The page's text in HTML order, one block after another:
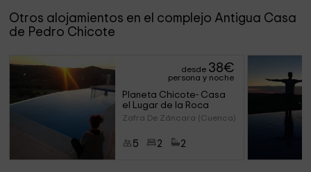
Otros alojamientos en el complejo Antigua Casa
de Pedro Chicote
desde 38€
persona y noche
Planeta Chicote- Casa
el Lugar de la Roca
Zafra De Záncara (Cuenca)
5 2 2